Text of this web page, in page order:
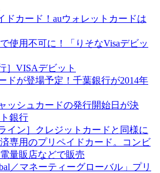
ドカード！auウォレットカードは
使用不可に！「りそなVisaデビッ
］VISAデビット
ドが登場予定！千葉銀行が2014年
ッシュカードの発行開始日が決
銀行
イン］クレジットカードと同様に
専用のプリペイドカード。コンビ
量販店などで販売
／マネーティーグローバル」プリ